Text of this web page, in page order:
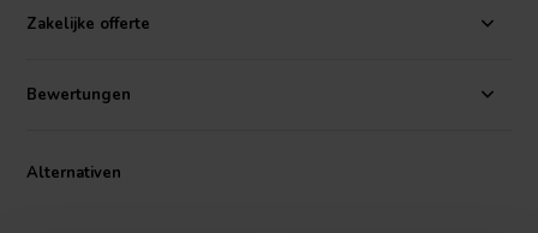
für das Dayton Audio QS204-4 70V kommerzielle
Lautsprechersystem entwickelt wurde. Mit der QS204PB-Halterung
kreisförmig montieren und so eine Audioabdeckung von bis zu 360
Grad erreichen.
Zakelijke offerte
Bewertungen
Alternativen